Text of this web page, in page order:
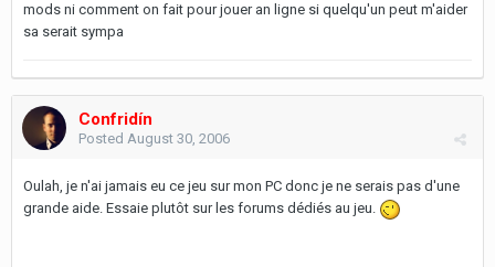
mods ni comment on fait pour jouer an ligne si quelqu'un peut m'aider
sa serait sympa
Confridín
Posted August 30, 2006
Oulah, je n'ai jamais eu ce jeu sur mon PC donc je ne serais pas d'une
grande aide. Essaie plutôt sur les forums dédiés au jeu.